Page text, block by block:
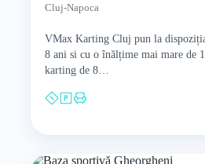
Cluj-Napoca
VMax Karting Cluj pun la
8 ani si cu o înălțime mai mare de
karting de 8…